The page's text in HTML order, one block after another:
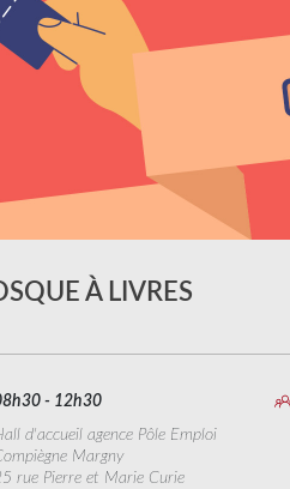
À LIVRES
- 12h30
d'accueil agence Pôle Emploi
Margny
rue Pierre et Marie Curie